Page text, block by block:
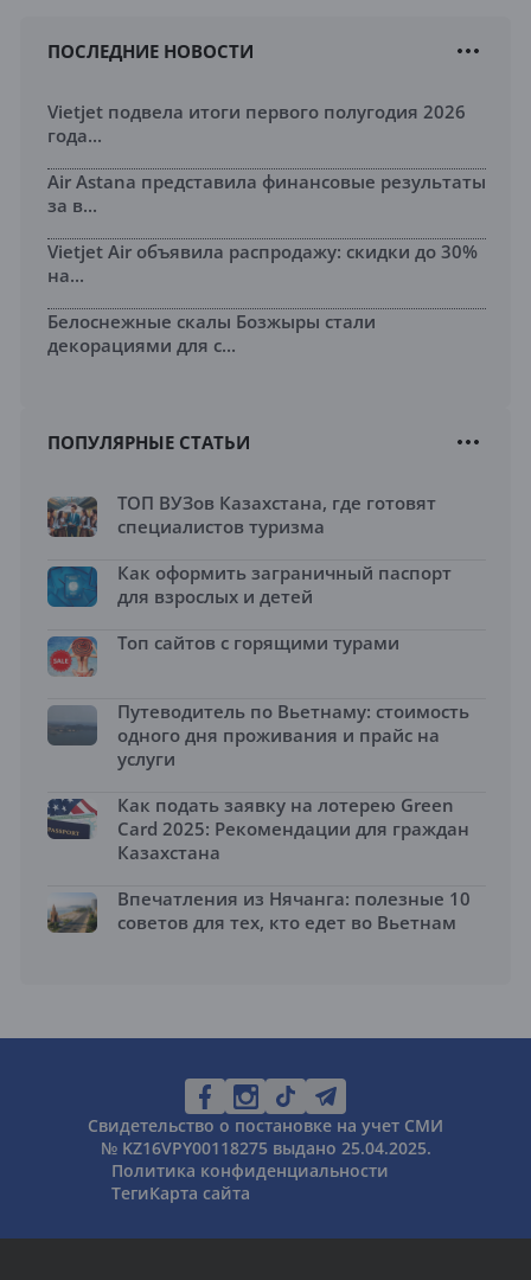
ПОСЛЕДНИЕ НОВОСТИ
Vietjet подвела итоги первого полугодия 2026
года...
Air Astana представила финансовые результаты
за в...
Vietjet Air объявила распродажу: скидки до 30%
на...
Белоснежные скалы Бозжыры стали
декорациями для с...
ПОПУЛЯРНЫЕ СТАТЬИ
ТОП ВУЗов Казахстана, где готовят
специалистов туризма
Как оформить заграничный паспорт
для взрослых и детей
Топ сайтов с горящими турами
Путеводитель по Вьетнаму: стоимость
одного дня проживания и прайс на
услуги
Как подать заявку на лотерею Green
Card 2025: Рекомендации для граждан
Казахстана
Впечатления из Нячанга: полезные 10
советов для тех, кто едет во Вьетнам
Свидетельство о постановке на учет СМИ
№ KZ16VPY00118275 выдано 25.04.2025.
Политика конфиденциальности
ТегиКарта сайта